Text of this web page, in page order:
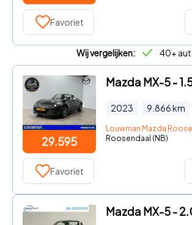
Favoriet
Wij vergelijken: 40+
29.595
2023 9.866km
Louwman Mazda
Roosendaal (NB)
Favoriet